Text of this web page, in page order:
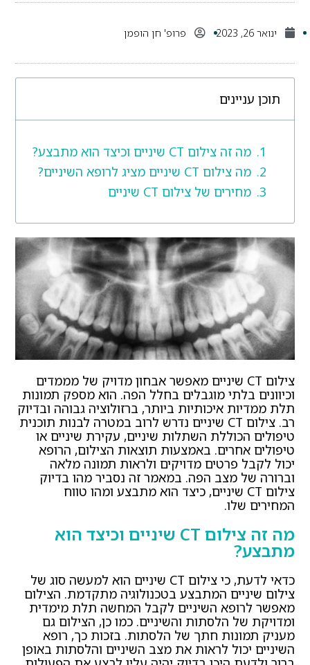
ינואר 26, 2023 פרופ' חן הופמן
תוכן עניינים
מה זה צילום CT שיניים וכיצד הוא מתבצע?
מה צילום CT שיניים מציג לרופא השיניים?
מחירים של צילום CT שיניים
צילום CT שיניים מאפשר אבחון מדויק של מממדים
וכיוונים בלתי מוגבלים בחלל הפה. הוא מספק תמונות
תלת ממדיות איכותיות ביותר, ברזולוציה גבוהה ובדיוק
רב. צילום CT שיניים נדרש לרוב במטרה לבנות תוכנית
טיפולים הכוללת השתלות שיניים, עקירת שיניים או
טיפולים אחרים. באמצעות תוצאות הצילום, הרופא
יכול לקבל פרטים מדויקים ולראות תמונה מלאה
וברורה של מצב הפה. במאמר זה נסביר מהו בדיוק
צילום CT שיניים, כיצד הוא מתבצע ומהו טווח
המחירים שלו.
מה זה צילום CT שיניים וכיצד הוא
מתבצע?
כדאי לדעת, כי צילום CT שיניים הוא למעשה סוג של
צילום שיניים המתבצע בטכנולוגיה מתקדמת. הצילום
מאפשר לרופא השיניים לקבל המחשה תלת מימדית
ומדויקת של הלסתות והשיניים. כמו כן, הצילום גם
מעניק תמונות חתך של הלסתות. בזכות כך, רופא
השיניים יכול לראות את מצב השיניים והלסתות באופן